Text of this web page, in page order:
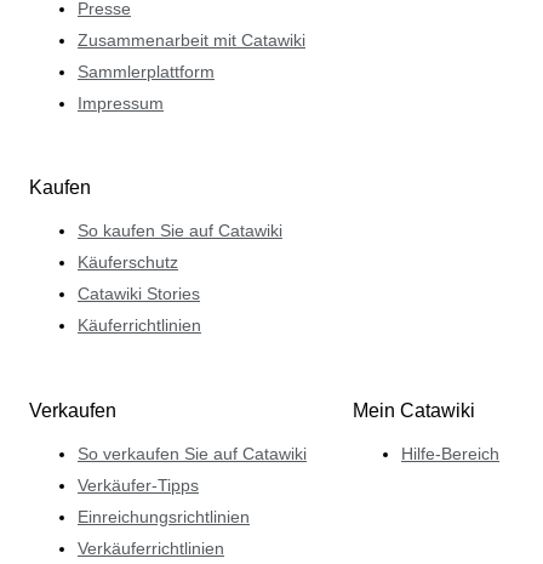
Presse
Zusammenarbeit mit Catawiki
Sammlerplattform
Impressum
Kaufen
So kaufen Sie auf Catawiki
Käuferschutz
Catawiki Stories
Käuferrichtlinien
Verkaufen
So verkaufen Sie auf Catawiki
Verkäufer-Tipps
Einreichungsrichtlinien
Verkäuferrichtlinien
Mein Catawiki
Hilfe-Bereich